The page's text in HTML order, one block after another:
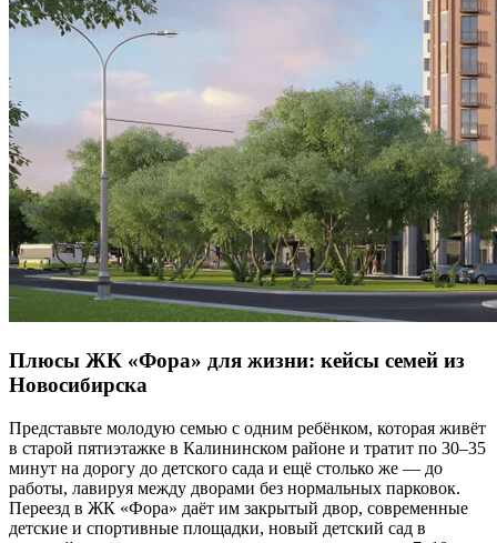
Плюсы ЖК «Фора» для жизни: кейсы семей из
Новосибирска
Представьте молодую семью с одним ребёнком, которая живёт
в старой пятиэтажке в Калининском районе и тратит по 30–35
минут на дорогу до детского сада и ещё столько же — до
работы, лавируя между дворами без нормальных парковок.
Переезд в ЖК «Фора» даёт им закрытый двор, современные
детские и спортивные площадки, новый детский сад в